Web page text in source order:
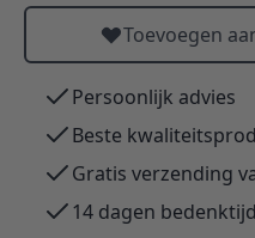
Toevoegen
Persoonlijk advies
Beste
Gratis verzending
14 dagen bedenktijd